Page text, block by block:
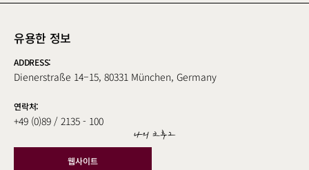
유용한 정보
ADDRESS:
Dienerstraße 14–15, 80331 München, Germany
연락처:
+49 (0)89 / 2135 - 100 나의 크루그
웹사이트